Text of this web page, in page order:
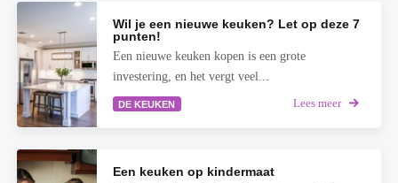
Wil je een nieuwe keuken? Let op deze 7
punten!
Een nieuwe keuken kopen is een grote
investering, en het vergt veel...
DE KEUKEN Lees meer
Een keuken op kindermaat